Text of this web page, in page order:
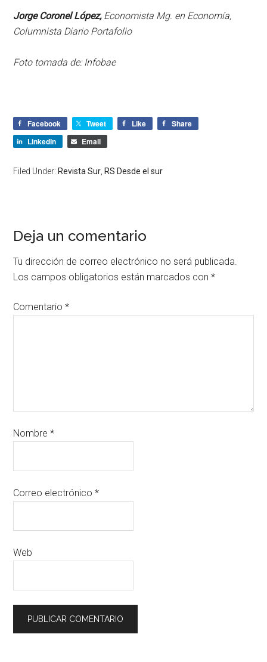
Jorge Coronel López, Economista Mg. en Economía,
Columnista Diario Portafolio
Foto tomada de: Infobae
Facebook Tweet Like
Share
LinkedIn
Email
Filed Under: Revista Sur, RS Desde el sur
Deja un comentario
Tu dirección de correo electrónico no será publicada.
Los campos obligatorios están marcados con*
Comentario*
Nombre*
Correo electrónico*
Web